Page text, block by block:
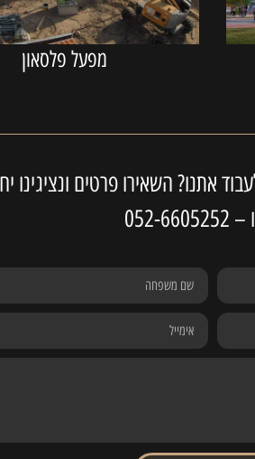
מפעל פלסאון
אתנו? השאירו פרטים ונציגינו
–
052-6605252